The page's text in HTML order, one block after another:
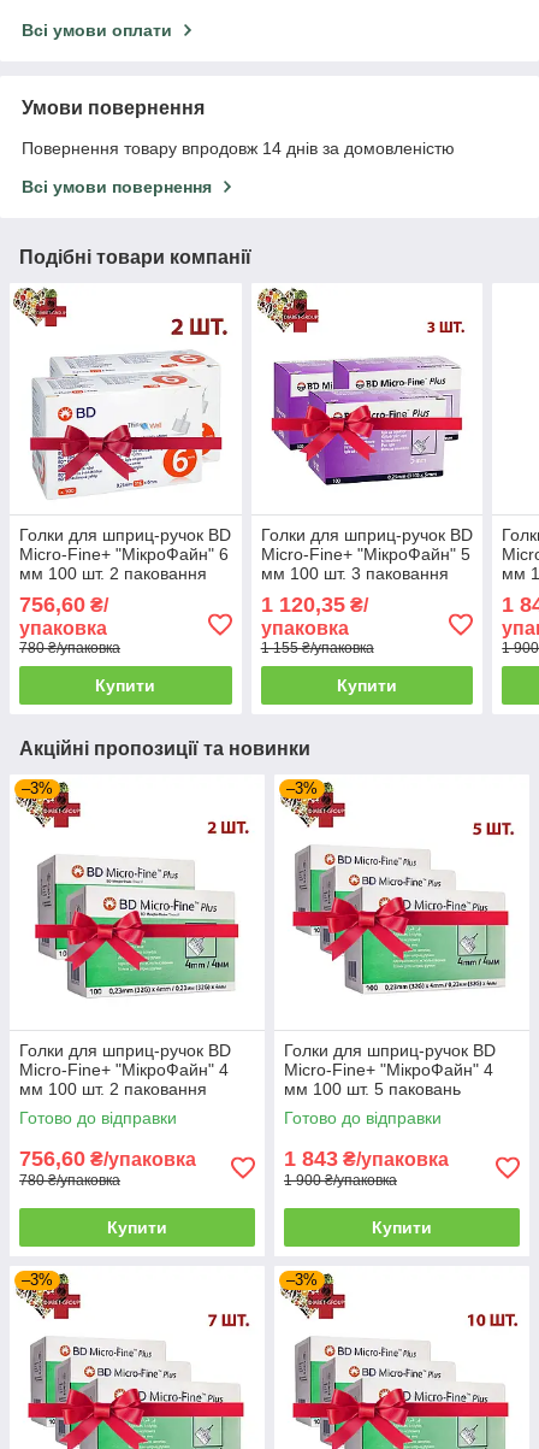
Всі умови оплати
Умови повернення
Повернення товару впродовж 14 днів за домовленістю
Всі умови повернення
Подібні товари компанії
Голки для шприц-ручок BD
Micro-Fine+ "МікроФайн" 6
мм 100 шт. 2 паковання
756,60 ₴/
упаковка
780 ₴/упаковка
Купити
Голки для шприц-ручок BD
Micro-Fine+ "МікроФайн" 5
мм 100 шт. 3 паковання
1 120,35₴/
упаковка
1 155 ₴/упаковка
Купити
мм
1
1
Акційні пропозиції та новинки
–3%
Голки для шприц-ручок BD
Micro-Fine+ "МікроФайн" 4
мм 100 шт. 2 паковання
Готово до відправки
756,60 ₴/упаковка
780 ₴/упаковка
Купити
–3%
Голки для шприц-ручок BD
Micro-Fine+ "МікроФайн" 4
мм 100 шт. 5 паковань
Готово до відправки
1 843 ₴/упаковка
1 900 ₴/упаковка
Купити
–3% –3%